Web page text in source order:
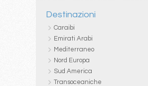
Destinazioni
Caraibi
Emirati Arabi
Mediterraneo
Nord Europa
Sud America
Transoceaniche